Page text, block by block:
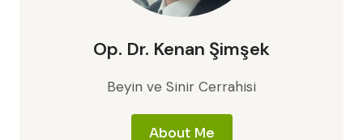
Op. Dr. Kenan Şimşek
Beyin ve Sinir Cerrahisi
About Me